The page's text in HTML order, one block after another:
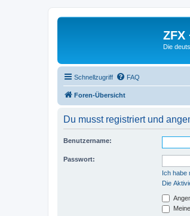
ZFX
Die
Schnellzugriff FAQ
Foren-Übersicht
Du musst registriert und
Benutzername:
Passwort:
Ich habe
Die